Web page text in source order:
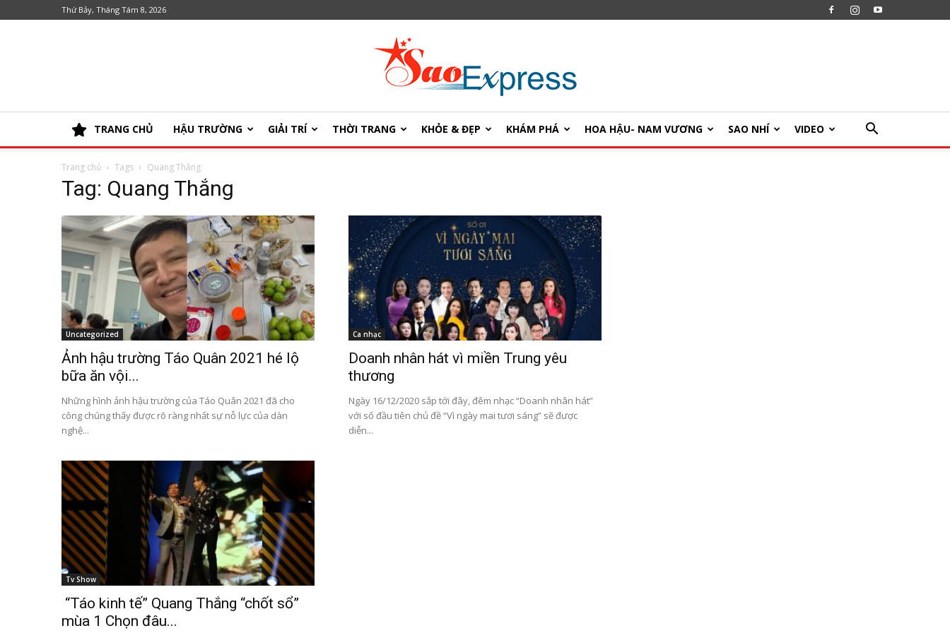
Thứ Bảy, Tháng Tám 8, 2026
SaoExpress
TRANG CHỦ HẬU TRƯỜNG GIẢI TRÍ THỜI TRANG KHỎE & ĐẸP KHÁM PHÁ HOA HẬU- NAM VƯƠNG SAO NHÍ VIDEO
Trang chủ Tags Quang Thắng
Tag: Quang Thắng
Uncategorized
Ảnh hậu trường Táo Quân 2021 hé lộ
bữa ăn vội...
Những hình ảnh hậu trường của Táo Quân 2021 đã cho
công chúng thấy được rõ ràng nhất sự nỗ lực của dàn
nghệ...
Ca nhạc
Doanh nhân hát vì miền Trung yêu
thương
Ngày 16/12/2020 sắp tới đây, đêm nhạc “Doanh nhân hát”
với số đầu tiên chủ đề “Vì ngày mai tươi sáng” sẽ được
diễn...
Tv Show
“Táo kinh tế” Quang Thắng “chốt sổ”
mùa 1 Chọn đâu...